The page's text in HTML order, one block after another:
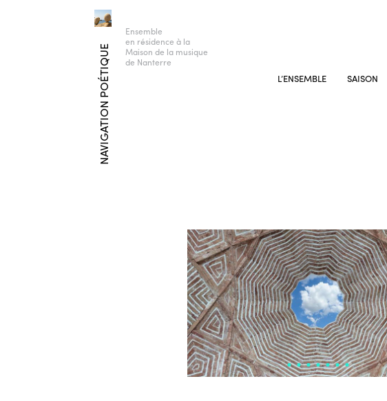
NAVIGATION POÉTIQUE
Ensemble
en résidence à la
Maison de la musique
de Nanterre
L’ENSEMBLE SAISON